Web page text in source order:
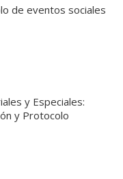
de eventos sociales
y Especiales:
y Protocolo